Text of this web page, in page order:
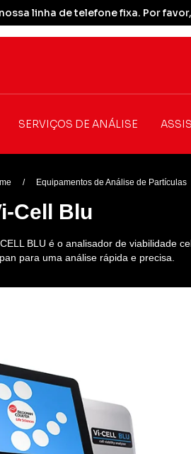
linha de telefone fixa. Por
SERVIÇOS DE ANÁLISE
/ Equipamentos de Análise de Partículas
Cell Blu
BLU é o analisador de viabilidade
para uma análise rápida e precisa.